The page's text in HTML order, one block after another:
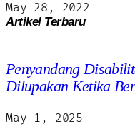
May 28, 2022
Artikel Terbaru
Penyandang
Dilupakan Ketika
May 1, 2025